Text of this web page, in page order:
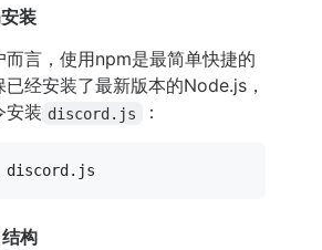
装
而言，使用npm是最简单快捷的
经安装了最新版本的Node.js，
安装 discord.js ：
构